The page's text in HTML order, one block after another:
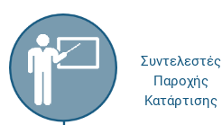
Συντελεστές
Παροχής
Κατάρτισης